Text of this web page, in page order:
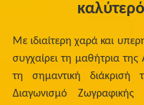
Με ιδιαίτερη χαρά και
συγχαίρει τη μαθήτρια της
τη σημαντική διάκρισή
Διαγωνισμό